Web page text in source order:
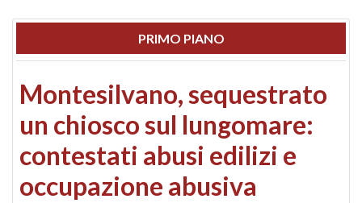
PRIMO PIANO
Montesilvano, sequestrato
un chiosco sul lungomare:
contestati abusi edilizi e
occupazione abusiva